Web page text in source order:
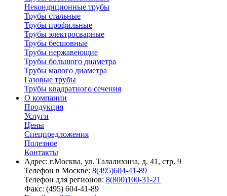
Некондиционные трубы
Трубы стальные
Трубы профильные
Трубы электросварные
Трубы бесшовные
Трубы нержавеющие
Трубы большого диаметра
Трубы малого диаметра
Газовые трубы
Трубы квадратного сечения
О компании
Продукция
Услуги
Цены
Спецпредложения
Полезное
Контакты
Адрес: г.Москва, ул. Талалихина, д. 41, стр. 9
Телефон в Москве: 8(495)604-41-89
Телефон для регионов: 8(800)100-31-21
Факс: (495) 604-41-89